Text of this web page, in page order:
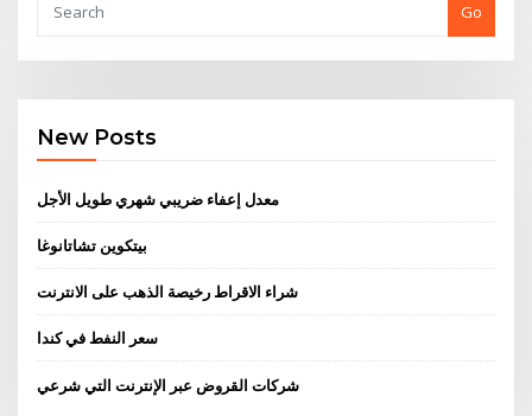
Go
New Posts
معدل إعفاء ضريبي شهري طويل الأجل
بيتكوين تشاتانوغا
شراء الاقراط رخيصة الذهب على الانترنت
سعر النفط في كندا
شركات القروض عبر الإنترنت التي شرعي